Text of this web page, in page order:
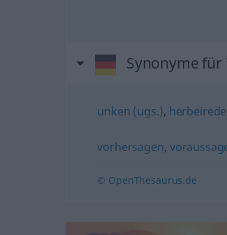
Synonyme
unken (ugs.),
vorhersagen,
© OpenThesaurus.de